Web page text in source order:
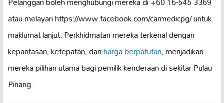
atau melayari https://www.facebook.com/carmedicpg/ untuk
maklumat lanjut. Perkhidmatan mereka terkenal dengan
kepantasan, ketepatan, danharga berpatutan, menjadikan
mereka pilihan utama bagi pemilik kenderaan di sekitar Pulau
Pinang.